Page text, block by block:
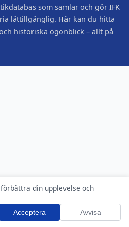
din upplevelse och
Acceptera Avvisa
som samlar och gör IFK
lättillgänglig. Här kan du hitta
historiska ögonblick – allt på